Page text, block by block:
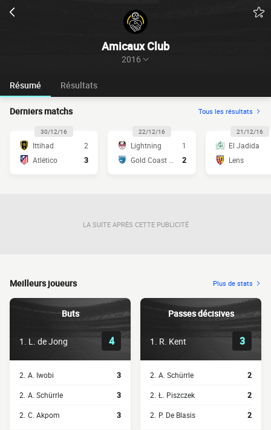
Amicaux Club
2016
Résumé Résultats
Derniers matchs Tous les résultats
30/12/16
Ittihad
2
Atlético
3
22/12/16
Lightning
1
2
21/12/16
El Jadida
Lens
LA SUITE APRÈS CETTE PUBLICITÉ
Meilleurs joueurs Plus de stats
Buts
1. L. de Jong 4
2. A. Iwobi 3
2. A. Schürrle 3
2. C. Akpom 3
Passes décisives
1. R. Kent 3
2. A. Schürrle 2
2. Ł. Piszczek 2
2. P. De Blasis 2